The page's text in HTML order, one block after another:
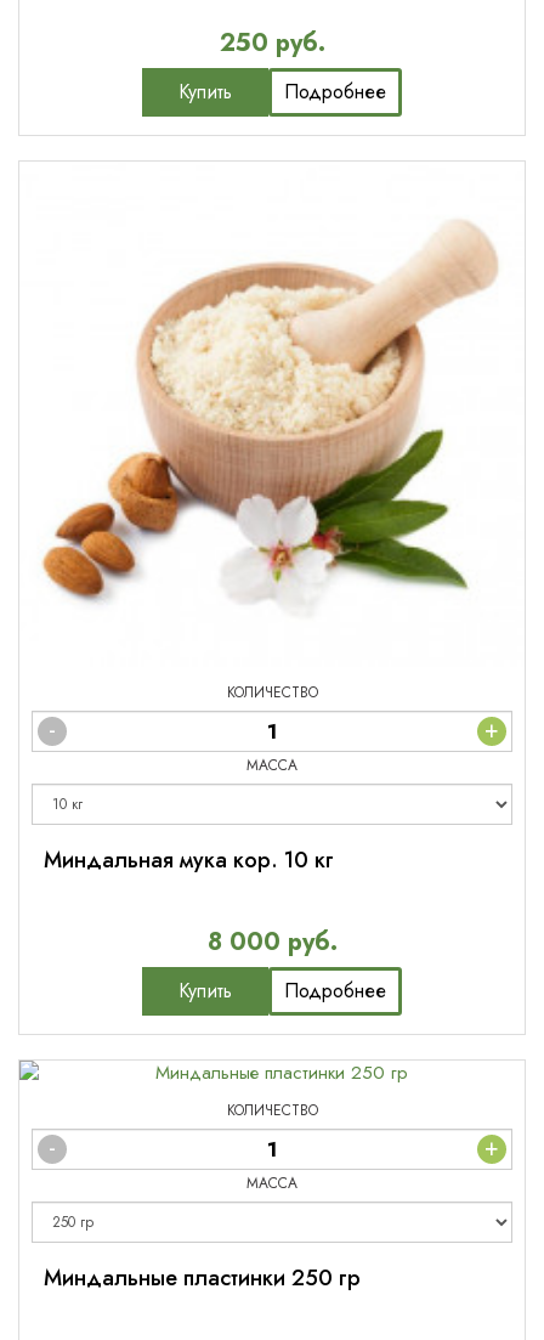
250 руб.
Купить Подробнее
КОЛИЧЕСТВО
- +
МАССА
Миндальная мука кор. 10 кг
8 000 руб.
Купить Подробнее
КОЛИЧЕСТВО
- +
МАССА
Миндальные пластинки 250 гр